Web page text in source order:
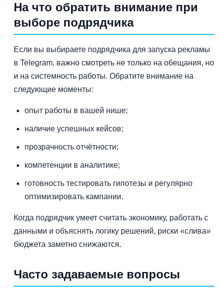
На что обратить внимание при
выборе подрядчика
Если вы выбираете подрядчика для запуска рекламы
в Telegram, важно смотреть не только на обещания, но
и на системность работы. Обратите внимание на
следующие моменты:
опыт работы в вашей нише;
наличие успешных кейсов;
прозрачность отчётности;
компетенции в аналитике;
готовность тестировать гипотезы и регулярно
оптимизировать кампании.
Когда подрядчик умеет считать экономику, работать с
данными и объяснять логику решений, риски «слива»
бюджета заметно снижаются.
Часто задаваемые вопросы